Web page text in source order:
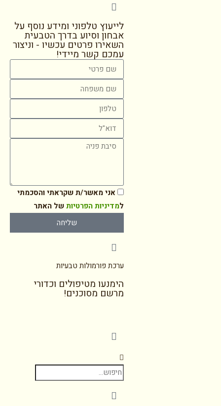
לייעוץ טלפוני ומידע נוסף על
אבחון וסיוע בדרך הטבעית
השאירו פרטים עכשיו - וניצור
עמכם קשר מיידי!
אני מאשר/ת שקראתי והסכמתי
למדיניות הפרטיותשל האתר
שליחה
ערכת פורמולות טבעיות
הימנעו מטיפולים וכדורי
מרשם מסוכנים!